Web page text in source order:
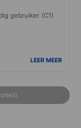
gebruiker (C1)
LEER MEER